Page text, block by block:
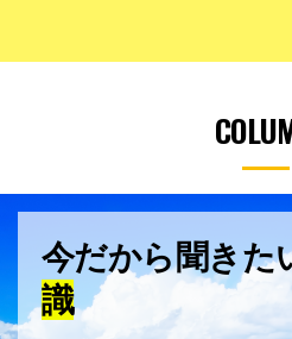
今だから聞きた
識